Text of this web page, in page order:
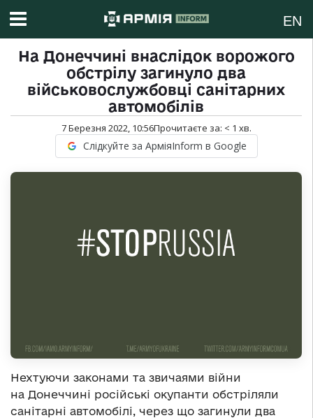
EN
На Донеччині внаслідок ворожого
обстрілу загинуло два
військовослужбовці санітарних
автомобілів
7 Березня 2022, 10:56Прочитаєте за: < 1 хв.
Слідкуйте за АрміяInform в Google
Нехтуючи законами та звичаями війни
на Донеччині російські окупанти обстріляли
санітарні автомобілі, через що загинули два